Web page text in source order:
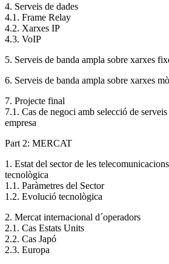
4. Serveis de dades
4.1. Frame Relay
4.2. Xarxes IP
4.3. VoIP
5. Serveis de banda ampla sobre xarxes
6. Serveis de banda ampla sobre xarxes
7. Projecte final
7.1. Cas de negoci amb selecció de
empresa
Part 2: MERCAT
1. Estat del sector de les
tecnològica
1.1. Paràmetres del Sector
1.2. Evolució tecnològica
2. Mercat internacional d´operadors
2.1. Cas Estats Units
2.2. Cas Japó
2.3. Europa